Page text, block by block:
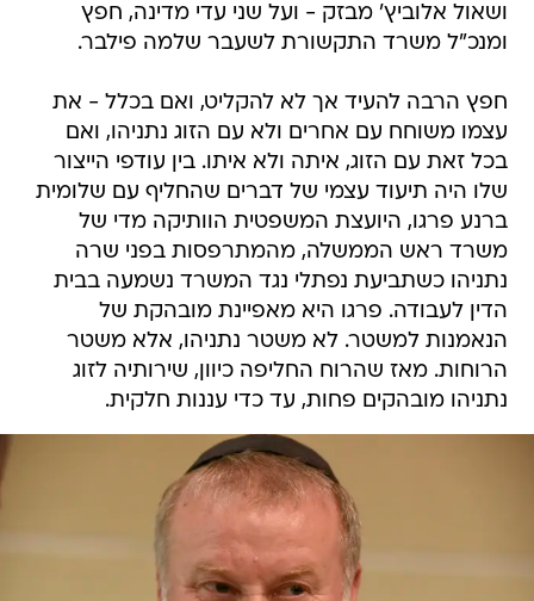
ושאול אלוביץ' מבזק - ועל שני עדי מדינה, חפץ
ומנכ"ל משרד התקשורת לשעבר שלמה פילבר.
חפץ הרבה להעיד אך לא להקליט, ואם בכלל - את
עצמו משוחח עם אחרים ולא עם הזוג נתניהו, ואם
בכל זאת עם הזוג, איתה ולא איתו. בין עודפי הייצור
שלו היה תיעוד עצמי של דברים שהחליף עם שלומית
ברנע פרגו, היועצת המשפטית הוותיקה מדי של
משרד ראש הממשלה, מהמתרפסות בפני שרה
נתניהו כשתביעת נפתלי נגד המשרד נשמעה בבית
הדין לעבודה. פרגו היא מאפיינת מובהקת של
הנאמנות למשטר. לא משטר נתניהו, אלא משטר
הרוחות. מאז שהרוח החליפה כיוון, שירותיה לזוג
נתניהו מובהקים פחות, עד כדי עננות חלקית.